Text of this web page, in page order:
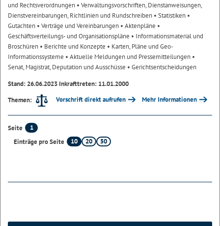
und Rechtsverordnungen • Verwaltungsvorschriften, Dienstanweisungen,
Dienstvereinbarungen, Richtlinien und Rundschreiben • Statistiken •
Gutachten • Verträge und Vereinbarungen • Aktenpläne •
Geschäftsverteilungs- und Organisationspläne • Informationsmaterial und
Broschüren • Berichte und Konzepte • Karten, Pläne und Geo-
Informationssysteme • Aktuelle Meldungen und Pressemitteilungen •
Senat, Magistrat, Deputation und Ausschüsse • Gerichtsentscheidungen
Stand: 26.06.2023 Inkrafttreten: 11.01.2000
Themen:
Vorschrift direkt aufrufen Mehr Informationen
Seite
1
Einträge pro Seite
10 20 50